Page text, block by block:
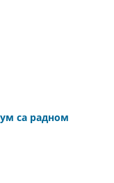
са радном